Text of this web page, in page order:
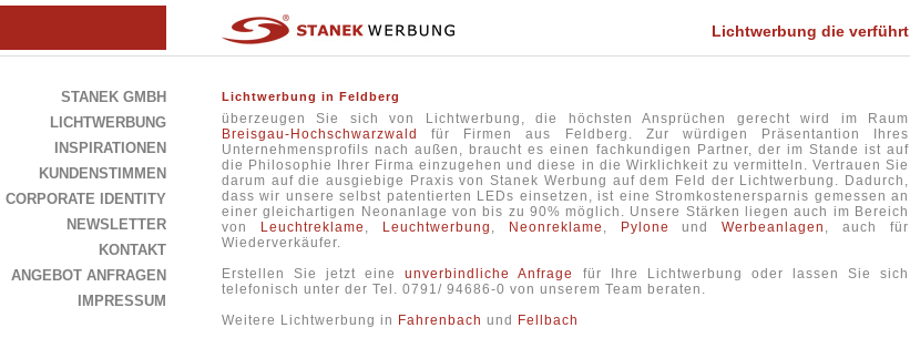
Lichtwerbung die verführt
STANEK GMBH
LICHTWERBUNG
INSPIRATIONEN
KUNDENSTIMMEN
CORPORATE IDENTITY
NEWSLETTER
KONTAKT
ANGEBOT ANFRAGEN
IMPRESSUM
Lichtwerbung in Feldberg
überzeugen Sie sich von Lichtwerbung, die höchsten Ansprüchen gerecht wird im Raum
Breisgau-Hochschwarzwald
für Firmen aus Feldberg. Zur würdigen Präsentantion Ihres
Unternehmensprofils nach außen, braucht es einen fachkundigen Partner, der im Stande ist auf
die Philosophie Ihrer Firma einzugehen und diese in die Wirklichkeit zu vermitteln. Vertrauen Sie
darum auf die ausgiebige Praxis von Stanek Werbung auf dem Feld der Lichtwerbung. Dadurch,
dass wir unsere selbst patentierten LEDs einsetzen, ist eine Stromkostenersparnis gemessen an
einer gleichartigen Neonanlage von bis zu 90% möglich. Unsere Stärken liegen auch im Bereich
von
Leuchtreklame , Leuchtwerbung , Neonreklame , Pylone undWerbeanlagen , auch für
Wiederverkäufer.
Erstellen Sie jetzt eineunverbindliche Anfrage
für Ihre Lichtwerbung oder lassen Sie sich
telefonisch unter der Tel. 0791/ 94686-0 von unserem Team beraten.
Weitere Lichtwerbung in Fahrenbach und Fellbach